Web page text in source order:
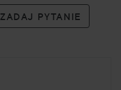
ZADAJ PYTANIE